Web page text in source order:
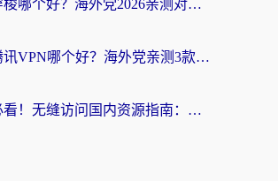
迅游和穿梭哪个好？海外党2026亲测对比+免费vs付费选择指南，附番茄加速器实测体验
穿梭和腾讯VPN哪个好？海外党亲测3款热门回国加速器，附避坑指南
海外党必看！无缝访问国内资源指南：从vpn官网下载到加速器选择（附番茄实测）